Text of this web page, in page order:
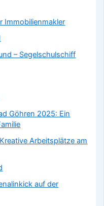
Immobilienmakler
– Segelschulschiff
Göhren 2025: Ein
Arbeitsplätze am
auf der